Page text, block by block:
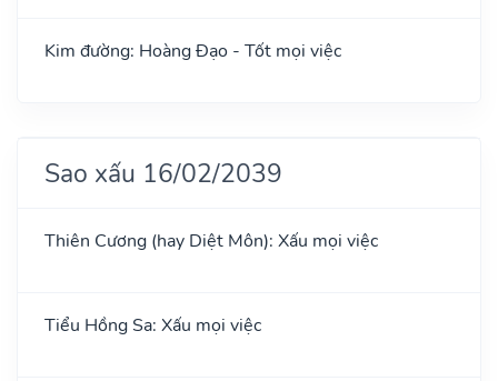
Kim đường: Hoàng Đạo - Tốt mọi việc
Sao xấu 16/02/2039
Thiên Cương (hay Diệt Môn): Xấu mọi việc
Tiểu Hồng Sa: Xấu mọi việc